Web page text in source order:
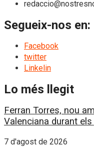
Segueix-nos en:
Facebook
twitter
Linkelin
Lo més llegit
Ferran Torres, nou
Valenciana durant
7 d'agost de 2026